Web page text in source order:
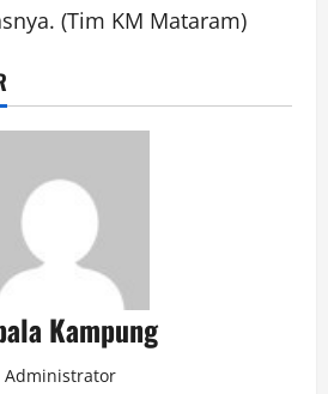
(Tim KM Mataram)
Kampung
Administrator